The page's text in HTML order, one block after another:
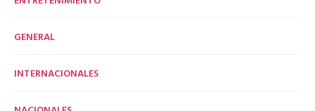
GENERAL
INTERNACIONALES